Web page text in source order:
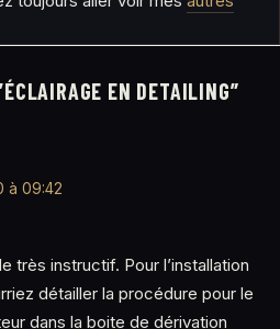
EN DETAILING”
à 09:42
très instructif. Pour l’installation
détailler la procédure pour le
dans la boite de dérivation